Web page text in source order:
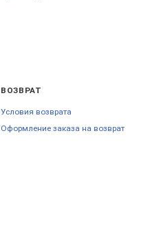
ВОЗВРАТ
Условия возврата
Оформление заказа на возврат